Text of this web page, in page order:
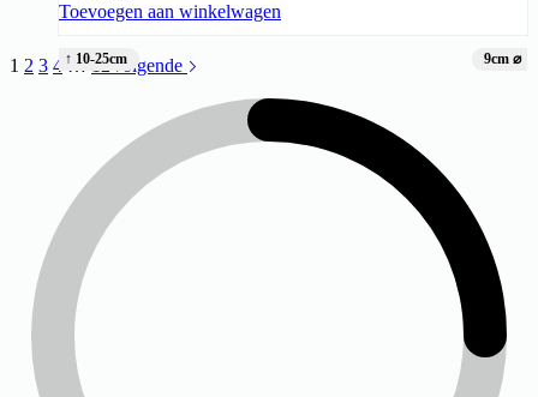
↑ 10-25cm 9cm ⌀
Toevoegen aan winkelwagen
1 2 3 4 … 12Volgende